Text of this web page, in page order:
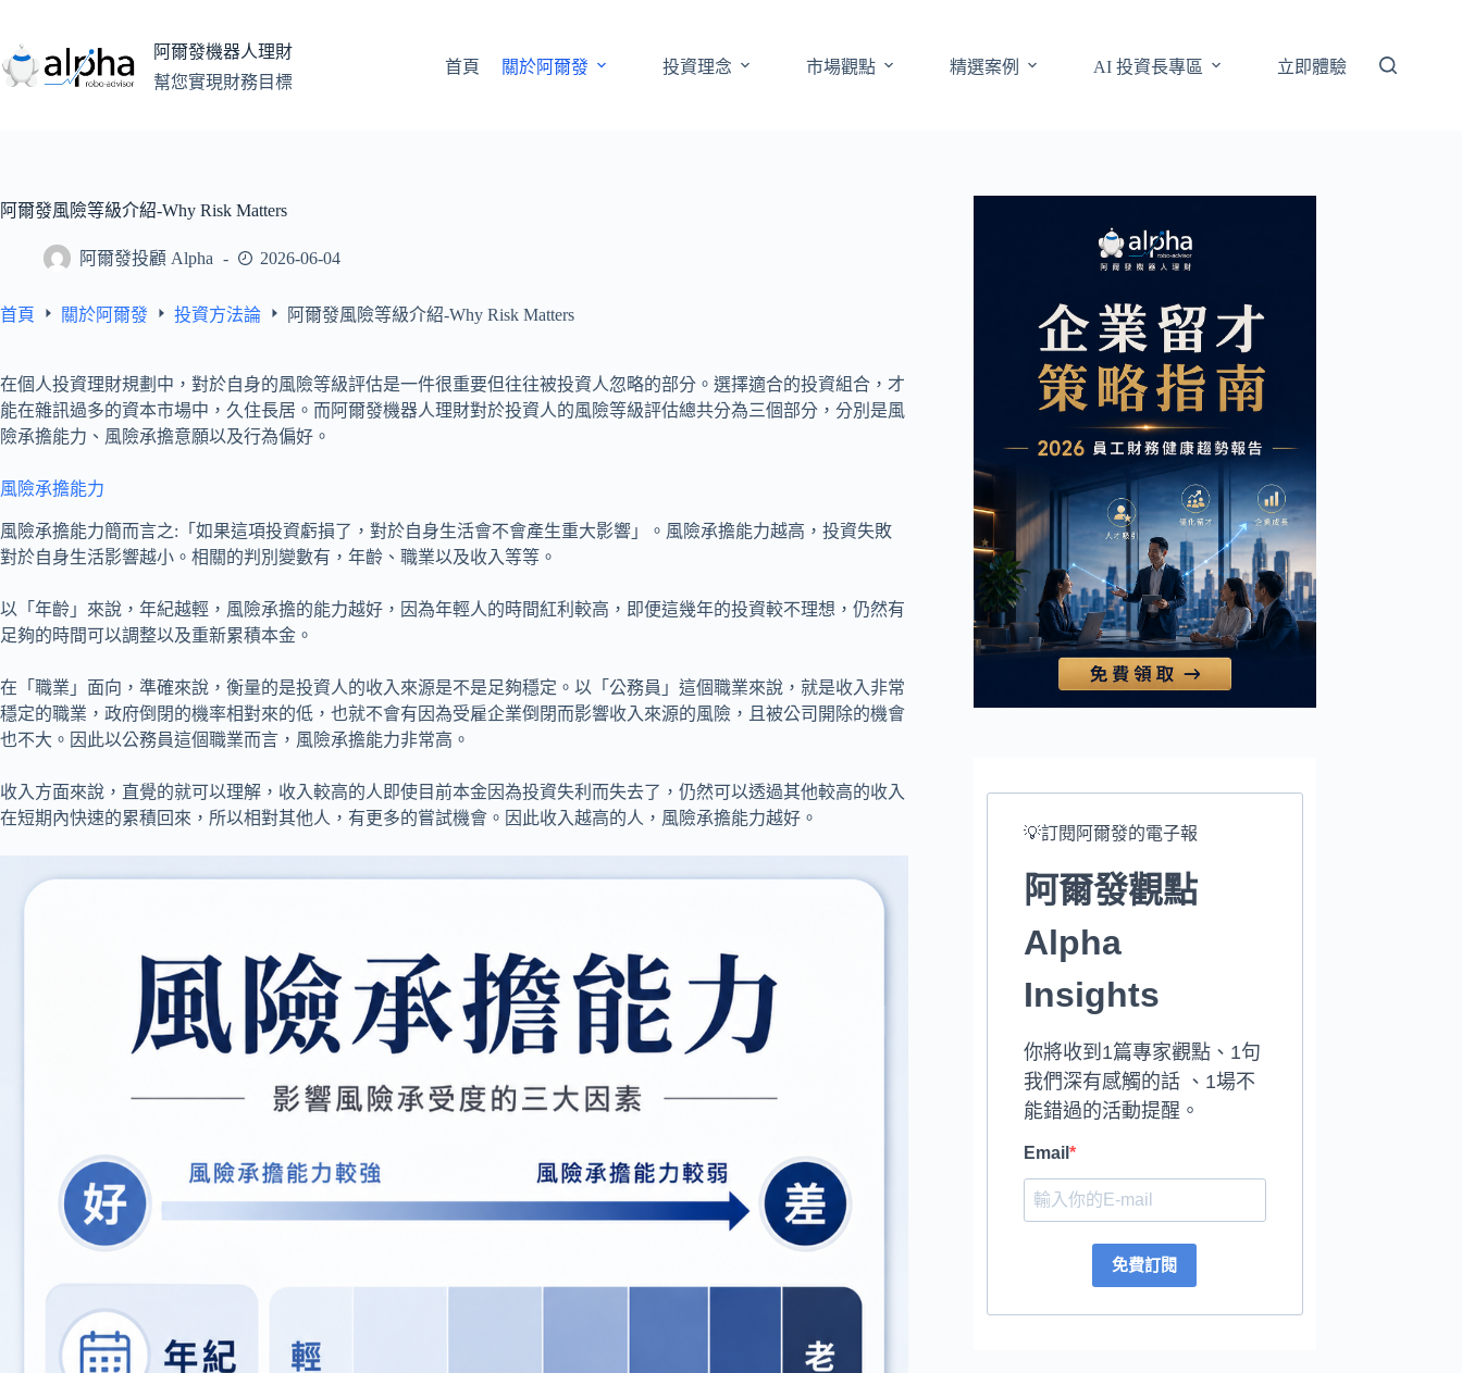
主
要
阿爾發機器人理財
幫您實現財務目標
首頁 關於阿爾發 投資理念 市場觀點 精選案例 AI 投資長專區 立即體驗
阿爾發風險等級介紹-Why Risk Matters
阿爾發投顧 Alpha 2026-06-04
首頁 關於阿爾發 投資方法論 阿爾發風險等級介紹-Why Risk Matters
在個人投資理財規劃中，對於自身的風險等級評估是一件很重要但往往被投資人忽略的部分。選擇適合的投資組合，才
能在雜訊過多的資本市場中，久住長居。而阿爾發機器人理財對於投資人的風險等級評估總共分為三個部分，分別是風
險承擔能力、風險承擔意願以及行為偏好。
風險承擔能力
風險承擔能力簡而言之:「如果這項投資虧損了，對於自身生活會不會產生重大影響」。風險承擔能力越高，投資失敗
對於自身生活影響越小。相關的判別變數有，年齡、職業以及收入等等。
以「年齡」來說，年紀越輕，風險承擔的能力越好，因為年輕人的時間紅利較高，即便這幾年的投資較不理想，仍然有
足夠的時間可以調整以及重新累積本金。
在「職業」面向，準確來說，衡量的是投資人的收入來源是不是足夠穩定。以「公務員」這個職業來說，就是收入非常
穩定的職業，政府倒閉的機率相對來的低，也就不會有因為受雇企業倒閉而影響收入來源的風險，且被公司開除的機會
也不大。因此以公務員這個職業而言，風險承擔能力非常高。
收入方面來說，直覺的就可以理解，收入較高的人即使目前本金因為投資失利而失去了，仍然可以透過其他較高的收入
在短期內快速的累積回來，所以相對其他人，有更多的嘗試機會。因此收入越高的人，風險承擔能力越好。
💡訂閱阿爾發的電子報
阿爾發觀點
Alpha
Insights
你將收到1篇專家觀點、1句
我們深有感觸的話 、1場不
能錯過的活動提醒。
Email
免費訂閱